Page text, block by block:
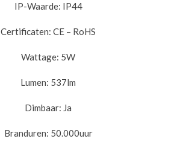
IP-Waarde: IP44
Certificaten: CE – RoHS
Wattage: 5W
Lumen: 537lm
Dimbaar: Ja
Branduren: 50.000uur